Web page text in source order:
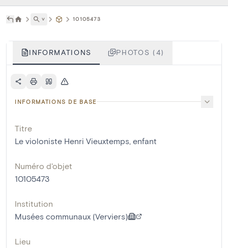
˅ 10105473
INFORMATIONS PHOTOS (4)
INFORMATIONS DE BASE
Titre
Le violoniste Henri Vieuxtemps, enfant
Numéro d'objet
10105473
Institution
Musées communaux (Verviers)
Lieu